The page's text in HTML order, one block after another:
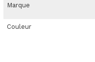
Marque
Couleur